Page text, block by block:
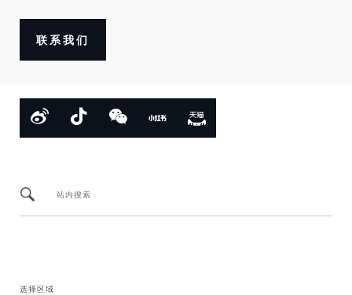
联系我们
站内搜索
选择区域